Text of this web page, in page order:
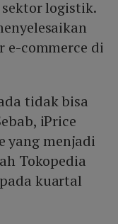
logistik.
e-commerce di
tidak bisa
iPrice
yang menjadi
Tokopedia
kuartal